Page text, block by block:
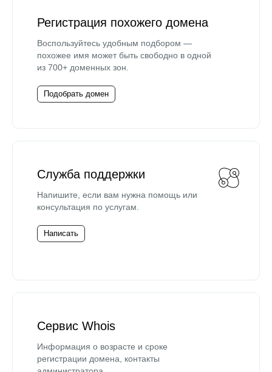
Регистрация похожего домена
Воспользуйтесь удобным подбором —
похожее имя может быть свободно в одной
из 700+ доменных зон.
Подобрать домен
Служба поддержки
Напишите, если вам нужна помощь или
консультация по услугам.
Написать
Сервис Whois
Информация о возрасте и сроке
регистрации домена, контакты